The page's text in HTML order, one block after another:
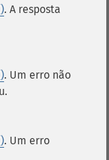
. A resposta
. Um erro não
. Um erro